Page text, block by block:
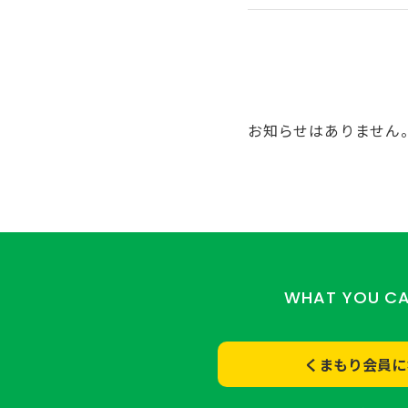
お知らせはありません。
WHAT YOU
くまもり会員